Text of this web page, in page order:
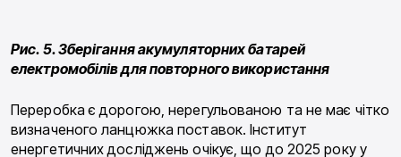
Рис. 5. Зберігання акумуляторних батарей
електромобілів для повторного використання
Переробка є до­рогою, нерегульованою та не має чітко
визначеного ланцюжка поставок. Інститут
енергетичних дослід­жень очікує, що до 2025 року у